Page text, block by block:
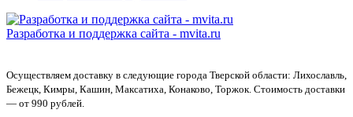
Разработка и поддержка сайта - mvita.ru
Осуществляем доставку в следующие города Тверской области: Лихославль,
Бежецк, Кимры, Кашин, Максатиха, Конаково, Торжок. Стоимость доставки
— от 990 рублей.